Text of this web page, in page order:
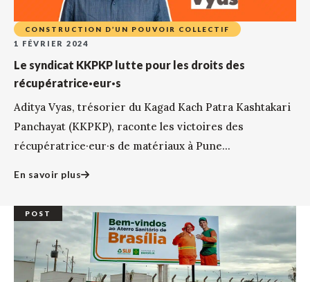
CONSTRUCTION D’UN POUVOIR COLLECTIF
1 FÉVRIER 2024
Le syndicat KKPKP lutte pour les droits des
récupératrice·eur·s
Aditya Vyas, trésorier du Kagad Kach Patra Kashtakari
Panchayat (KKPKP), raconte les victoires des
récupératrice·eur·s de matériaux à Pune...
En savoir plus
POST